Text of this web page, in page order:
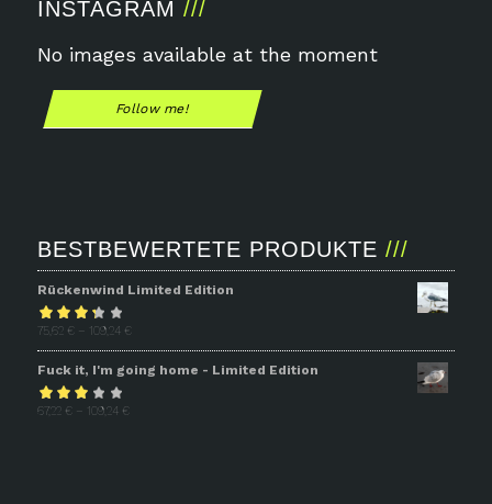
INSTAGRAM
No images available at the moment
Follow me!
BESTBEWERTETE PRODUKTE
Rückenwind Limited Edition
Bewertet
mit3.31
von 5
75,62 € – 109,24 €
Fuck it, I'm going home - Limited Edition
Bewertet
67,22 € – 109,24 €